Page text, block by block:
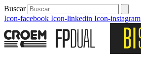
Buscar
Icon-facebook Icon-linkedin Icon-instagram